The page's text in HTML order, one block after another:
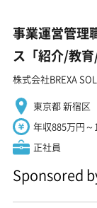
事業運営管理
ス「紹介/教育
株式会社BREXA
東京都 新宿区
年収885万円～
正社員
Sponsored